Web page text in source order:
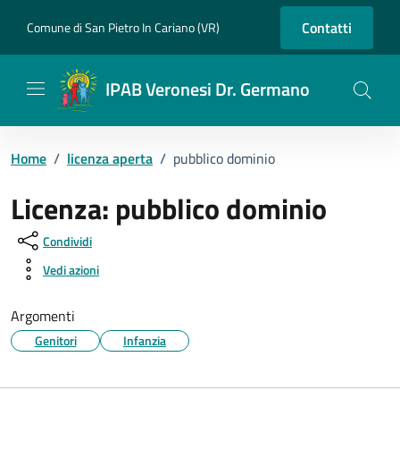
Comune di San Pietro In Cariano (VR) Contatti
IPAB Veronesi Dr. Germano
Home / licenza aperta / pubblico dominio
Licenza: pubblico dominio
Condividi
Vedi azioni
Argomenti
Genitori Infanzia